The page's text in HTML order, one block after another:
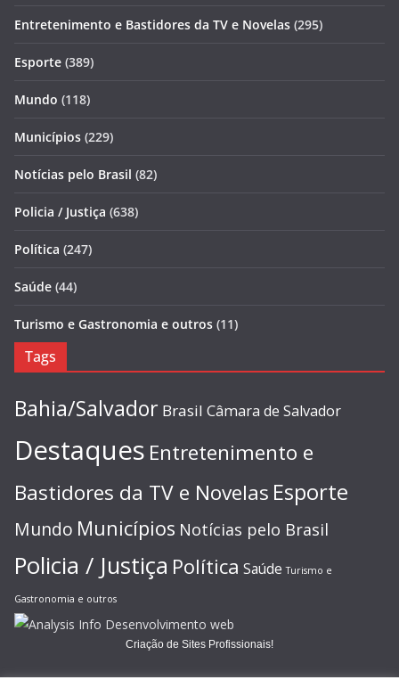
Entretenimento e Bastidores da TV e Novelas (295)
Esporte (389)
Mundo (118)
Municípios (229)
Notícias pelo Brasil (82)
Policia / Justiça (638)
Política (247)
Saúde (44)
Turismo e Gastronomia e outros (11)
Tags
Bahia/Salvador Brasil Câmara de Salvador
Destaques Entretenimento e
Bastidores da TV e Novelas Esporte
Mundo Municípios Notícias pelo Brasil
Policia / Justiça Política Saúde Turismo e
Gastronomia e outros
Criação de Sites Profissionais!